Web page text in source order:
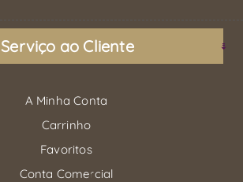
Serviço ao Cliente
A Minha Conta
Carrinho
Favoritos
Conta Comercial